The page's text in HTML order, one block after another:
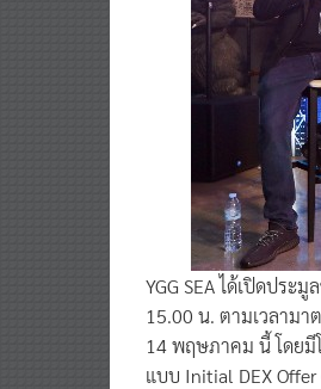
YGG SEA ได้เปิดปร
15.00 น. ตามเวลามา
14 พฤษภาคม นี้ โดยมี
แบบ Initial DEX